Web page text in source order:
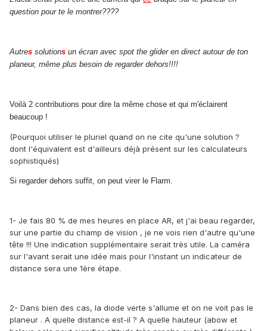
question pour te le montrer????
Autres solutions un écran avec spot the glider en direct autour de ton
planeur, même plus besoin de regarder dehors!!!!
Voilà 2 contributions pour dire la même chose et qui m'éclairent
beaucoup !
(Pourquoi utiliser le pluriel quand on ne cite qu'une solution ?
dont l'équivalent est d'ailleurs déjà présent sur les calculateurs
sophistiqués)
Si regarder dehors suffit, on peut virer le Flarm.
1- Je fais 80 % de mes heures en place AR, et j'ai beau regarder,
sur une partie du champ de vision , je ne vois rien d'autre qu'une
tête !!! Une indication supplémentaire serait très utile. La caméra
sur l'avant serait une idée mais pour l'instant un indicateur de
distance sera une 1ère étape.
2- Dans bien des cas, la diode verte s'allume et on ne voit pas le
planeur . A quelle distance est-il ? A quelle hauteur (abow et